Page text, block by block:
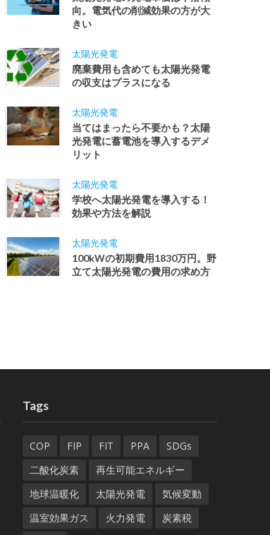
向。電気代の削減効果の方が大
きい
太陽光発電
廃棄費用も含めても太陽光発電
の収支はプラスになる
太陽光発電
当てはまったら不要かも？太陽
光発電に蓄電池を導入するデメ
リット
太陽光発電
学校へ太陽光発電を導入する！
効果や方法を解説
太陽光発電
100kWの初期費用1830万円。野
立て太陽光発電の費用の求め方
Tags
COP FIP FIT PPA
SDGs
二酸化炭素
再生可能エネルギー
地球温暖化
太陽光発電
気候変動
温室効果ガス
火力発電
炭素税